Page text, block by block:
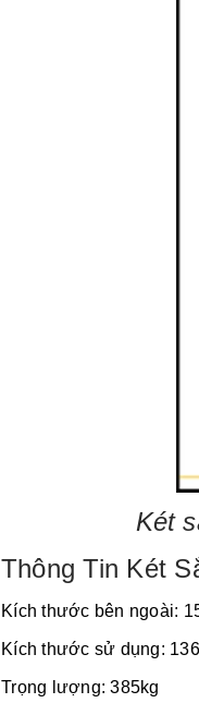
Két
Thông Tin Két
Kích thước bên ngoài:
Kích thước sử dụng:
Trọng lượng: 385kg